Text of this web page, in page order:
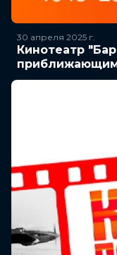
30 апреля 2025 г.
Кинотеатр